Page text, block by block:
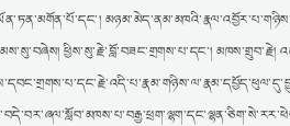
ཕྱིས་སུ་རྗེ་བློ་བཟང་གྲགས་པ་དང་།